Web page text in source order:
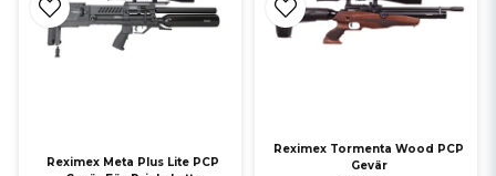
Reximex Meta Plus Lite PCP
Reximex Tormenta Wood PCP
Gevär